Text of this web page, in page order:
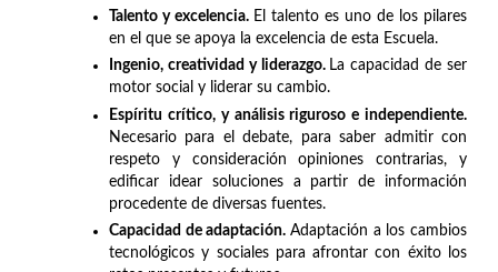
Talento y excelencia. El talento es uno de los pilares
en el que se apoya la excelencia de esta Escuela.
Ingenio, creatividad y liderazgo. La capacidad de ser
motor social y liderar su cambio.
Espíritu crítico, y análisis riguroso e independiente.
Necesario para el debate, para saber admitir con
respeto y consideración opiniones contrarias, y
edificar idear soluciones a partir de información
procedente de diversas fuentes.
Capacidad de adaptación. Adaptación a los cambios
tecnológicos y sociales para afrontar con éxito los